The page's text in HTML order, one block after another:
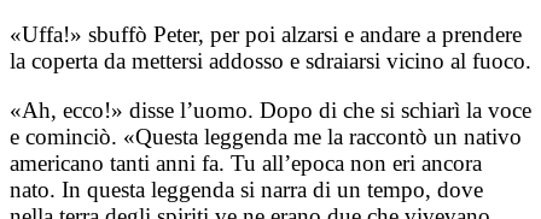
«Uffa!» sbuffò Peter, per poi alzarsi e andare a prendere
la coperta da mettersi addosso e sdraiarsi vicino al fuoco.
«Ah, ecco!» disse l’uomo. Dopo di che si schiarì la voce
e cominciò. «Questa leggenda me la raccontò un nativo
americano tanti anni fa. Tu all’epoca non eri ancora
nato. In questa leggenda si narra di un tempo, dove